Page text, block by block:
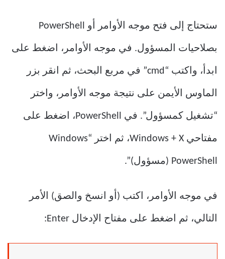
ستحتاج إلى فتح موجه الأوامر أو PowerShell
بصلاحيات المسؤول. في موجه الأوامر، اضغط على
ابدأ، واكتب “cmd” في مربع البحث، ثم انقر بزر
الماوس الأيمن على نتيجة موجه الأوامر، واختر
“تشغيل كمسؤول”. في PowerShell، اضغط على
مفتاحي Windows + X، ثم اختر “Windows
PowerShell (مسؤول)”.
في موجه الأوامر، اكتب (أو انسخ والصق) الأمر
التالي، ثم اضغط على مفتاح الإدخال Enter: